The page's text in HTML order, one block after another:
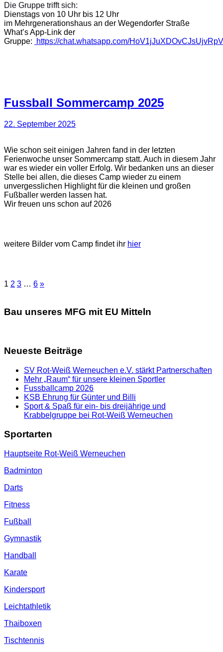
Die Gruppe trifft sich:
Dienstags von 10 Uhr bis 12 Uhr
im Mehrgenerationshaus an der Wegendorfer Straße
What’s App-Link der
Gruppe:
https://chat.whatsapp.com/
Fussball Sommercamp 2025
22. September 2025
Wie schon seit einigen Jahren fand in der letzten
Ferienwoche unser Sommercamp statt. Auch in diesem Jahr
war es wieder ein voller Erfolg. Wir bedanken uns an dieser
Stelle bei allen, die dieses Camp wieder zu einem
unvergesslichen Highlight für die kleinen und großen
Fußballer werden lassen hat.
Wir freuen uns schon auf 2026
weitere Bilder vom Camp findet ihr hier
1 2 3 … 6 »
Bau unseres MFG mit EU Mitteln
Neueste Beiträge
SV Rot-Weiß Werneuchen e.V. stärkt Partnerschaften
Mehr „Raum“ für unsere kleinen Sportler
Fussballcamp 2026
KSB Ehrung für Günter und Billi
Sport & Spaß für ein- bis dreijährige und
Krabbelgruppe bei Rot-Weiß Werneuchen
Sportarten
Hauptseite Rot-Weiß Werneuchen
Badminton
Darts
Fitness
Fußball
Gymnastik
Handball
Karate
Kindersport
Leichtathletik
Thaiboxen
Tischtennis